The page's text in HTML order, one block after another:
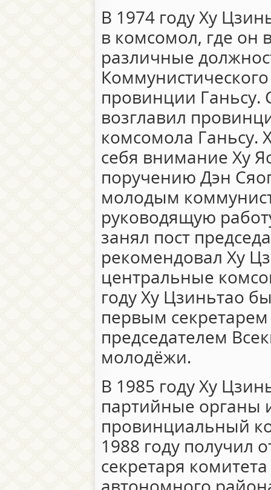
В 1974 году Ху
в комсомол, где он
различные
провинции Ганьсу.
возглавил
комсомола Ганьсу.
себя внимание Ху
поручению Дэн
молодым
руководящую
занял пост
рекомендовал Ху
центральные
году Ху Цзиньтао
первым
председателем
молодёжи.
В 1985 году Ху
партийные органы
провинциальный
1988 году получил
секретаря